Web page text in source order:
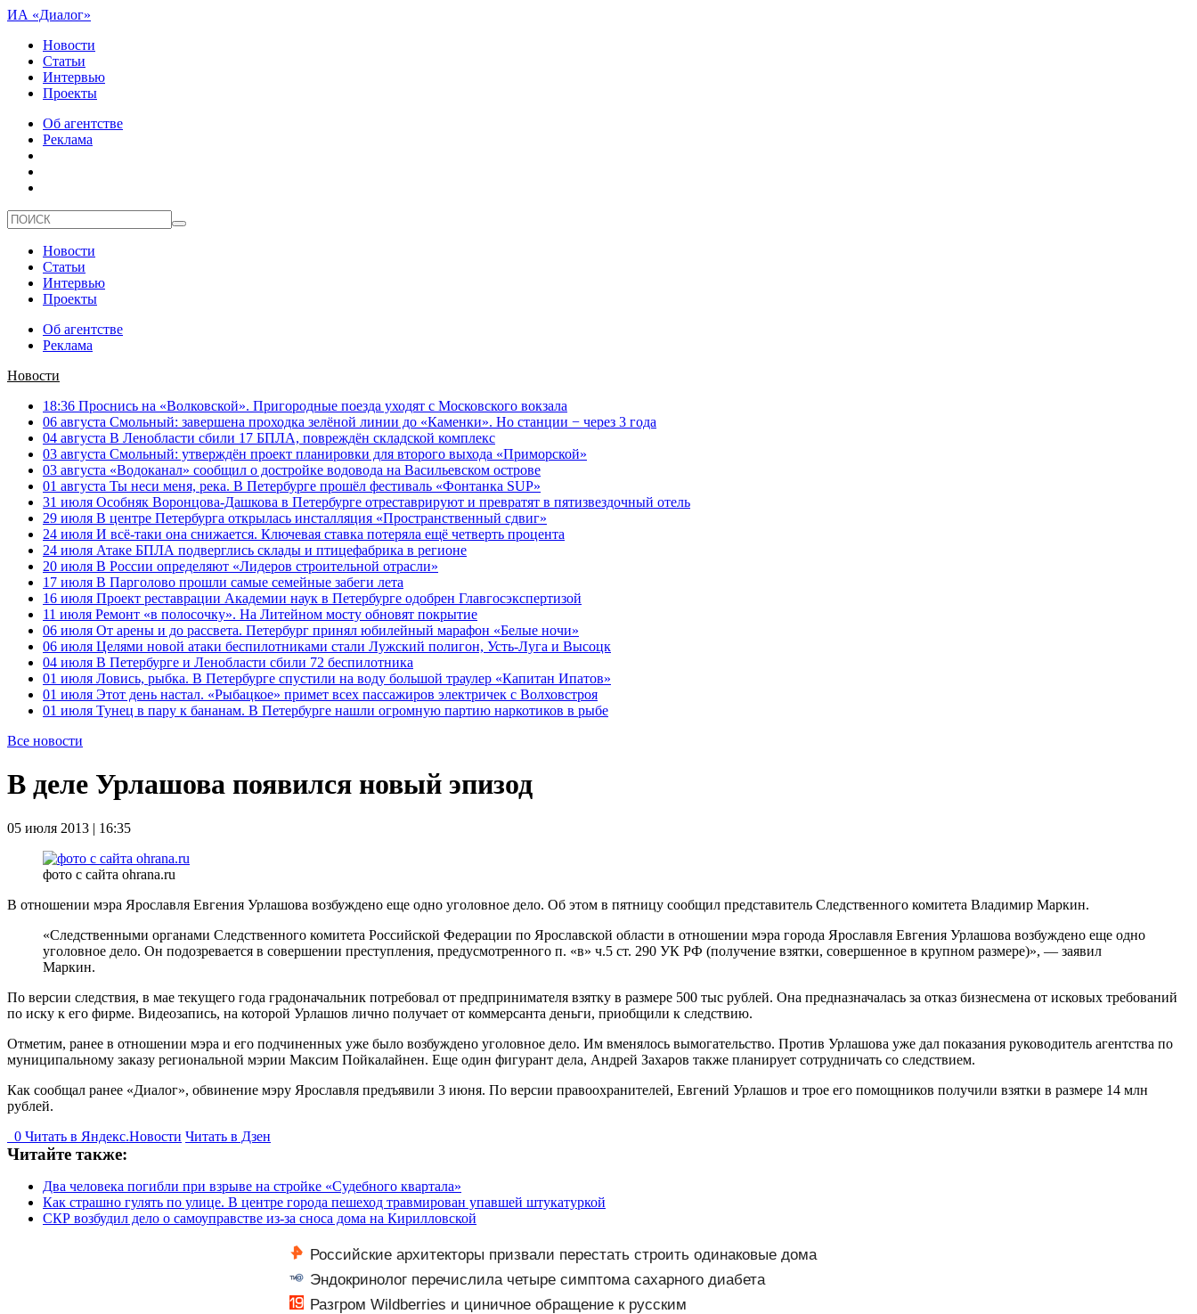
ИА «Диалог»
Новости
Статьи
Интервью
Проекты
Об агентстве
Реклама
Новости
Статьи
Интервью
Проекты
Об агентстве
Реклама
Новости
18:36 Проснись на «Волковской». Пригородные поезда уходят с Московского вокзала
06 августа Смольный: завершена проходка зелёной линии до «Каменки». Но станции − через 3 года
04 августа В Ленобласти сбили 17 БПЛА, повреждён складской комплекс
03 августа Смольный: утверждён проект планировки для второго выхода «Приморской»
03 августа «Водоканал» сообщил о достройке водовода на Васильевском острове
01 августа Ты неси меня, река. В Петербурге прошёл фестиваль «Фонтанка SUP»
31 июля Особняк Воронцова-Дашкова в Петербурге отреставрируют и превратят в пятизвездочный отель
29 июля В центре Петербурга открылась инсталляция «Пространственный сдвиг»
24 июля И всё-таки она снижается. Ключевая ставка потеряла ещё четверть процента
24 июля Атаке БПЛА подверглись склады и птицефабрика в регионе
20 июля В России определяют «Лидеров строительной отрасли»
17 июля В Парголово прошли самые семейные забеги лета
16 июля Проект реставрации Академии наук в Петербурге одобрен Главгосэкспертизой
11 июля Ремонт «в полосочку». На Литейном мосту обновят покрытие
06 июля От арены и до рассвета. Петербург принял юбилейный марафон «Белые ночи»
06 июля Целями новой атаки беспилотниками стали Лужский полигон, Усть-Луга и Высоцк
04 июля В Петербурге и Ленобласти сбили 72 беспилотника
01 июля Ловись, рыбка. В Петербурге спустили на воду большой траулер «Капитан Ипатов»
01 июля Этот день настал. «Рыбацкое» примет всех пассажиров электричек с Волховстроя
01 июля Тунец в пару к бананам. В Петербурге нашли огромную партию наркотиков в рыбе
Все новости
В деле Урлашова появился новый эпизод
05 июля 2013 | 16:35
фото с сайта ohrana.ru
В отношении мэра Ярославля Евгения Урлашова возбуждено еще одно уголовное дело. Об этом в пятницу сообщил представитель Следственного комитета Владимир Маркин.
«Следственными органами Следственного комитета Российской Федерации по Ярославской области в отношении мэра города Ярославля Евгения Урлашова возбуждено еще одно
уголовное дело. Он подозревается в совершении преступления, предусмотренного п. «в» ч.5 ст. 290 УК РФ (получение взятки, совершенное в крупном размере)», — заявил
Маркин.
По версии следствия, в мае текущего года градоначальник потребовал от предпринимателя взятку в размере 500 тыс рублей. Она предназначалась за отказ бизнесмена от исковых требований
по иску к его фирме. Видеозапись, на которой Урлашов лично получает от коммерсанта деньги, приобщили к следствию.
Отметим, ранее в отношении мэра и его подчиненных уже было возбуждено уголовное дело. Им вменялось вымогательство. Против Урлашова уже дал показания руководитель агентства по
муниципальному заказу региональной мэрии Максим Пойкалайнен. Еще один фигурант дела, Андрей Захаров также планирует сотрудничать со следствием.
Как сообщал ранее «Диалог», обвинение мэру Ярославля предъявили 3 июня. По версии правоохранителей, Евгений Урлашов и трое его помощников получили взятки в размере 14 млн
рублей.
0 Читать в Яндекс.Новости Читать в Дзен
Читайте также:
Два человека погибли при взрыве на стройке «Судебного квартала»
Как страшно гулять по улице. В центре города пешеход травмирован упавшей штукатуркой
СКР возбудил дело о самоуправстве из-за сноса дома на Кирилловской
Российские архитекторы призвали перестать строить одинаковые дома
Эндокринолог перечислила четыре симптома сахарного диабета
Разгром Wildberries и циничное обращение к русским